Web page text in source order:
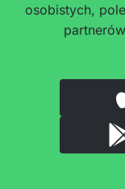
osobistych,